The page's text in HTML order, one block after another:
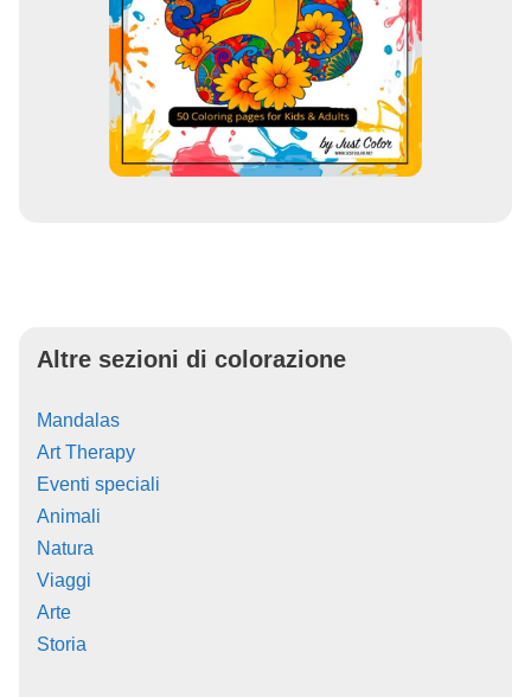
Altre sezioni di colorazione
Mandalas
Art Therapy
Eventi speciali
Animali
Natura
Viaggi
Arte
Storia